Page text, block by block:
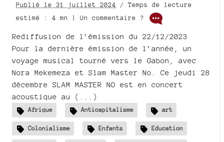
Publié le 31 juillet 2024 / Temps de lecture
estimé : 4 mn | Un commentaire ?
Rediffusion de l’émission du 22/12/2023
Pour la dernière émission de l’année, un
voyage musical tourné vers le Gabon, avec
Nora Mekemeza et Slam Master No. Ce jeudi 28
décembre SLAM MASTER NO est en concert
acoustique au (...)
Afrique Anticapitalisme art
Colonialisme Enfants Education